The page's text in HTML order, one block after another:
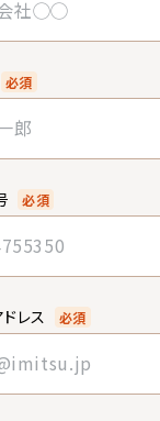
必須
必須
レス 必須